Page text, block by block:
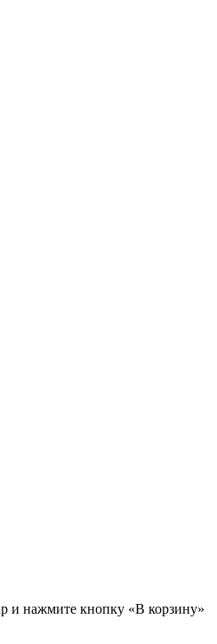
и нажмите кнопку «В корзину»